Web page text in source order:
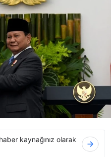
kaynağınız olarak